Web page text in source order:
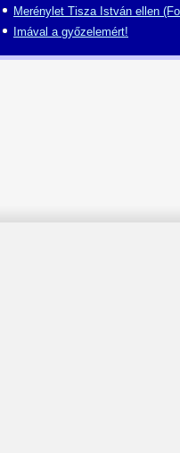
Merénylet Tisza István ellen
Imával a győzelemért!